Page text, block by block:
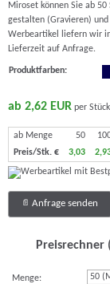
Miroset können Sie ab
gestalten (Gravieren)
Werbeartikel liefern wir
Lieferzeit auf Anfrage.
Produktfarben:
ab 2,62 EUR per
ab Menge 50
Preis/Stk. €
3,03
Anfrage senden
Menge: